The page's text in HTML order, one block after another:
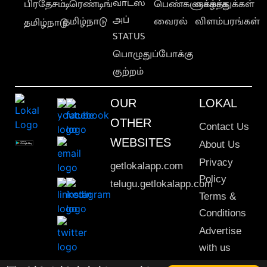
பிரதேசம்
தமிழ்நாடு
டிரெண்டிங்
தமிழ்நாடு அப்
STATUS
பொழுதுப்போக்கு
குற்றம்
பெண்களுக்காக
வைரல்
வாழ்த்துக்கள்
விளம்பரங்கள்
OUR
OTHER
WEBSITES
getlokalapp.com
telugu.getlokalapp.com
LOKAL
Contact Us
About Us
Privacy
Policy
Terms &
Conditions
Advertise
with us